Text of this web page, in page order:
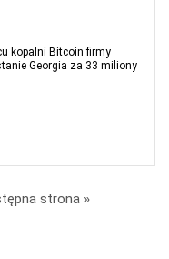
kopalni Bitcoin firmy
Georgia za 33 miliony
strona »